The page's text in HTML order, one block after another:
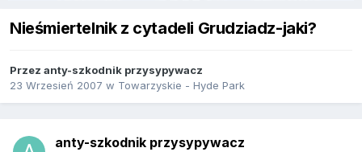
Nieśmiertelnik z cytadeli Grudziadz-jaki?
Przez anty-szkodnik przysypywacz
23 Wrzesień 2007 w Towarzyskie - Hyde Park
anty-szkodnik przysypywacz